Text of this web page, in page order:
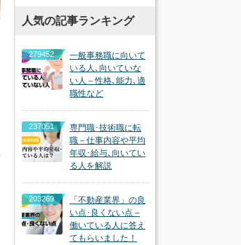
人気の記事ランキング
279452
一般事務職に向いて
いる人､向いていな
い人－性格､能力､適
職性など
237051
専門職･技術職に転
職－仕事内容や平均
年収･給与､向いてい
る人を解説
203269
「不動産業界」の良
い点･良くない点 –
働いている人に答え
てもらいました！